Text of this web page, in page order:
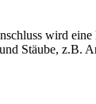
wird eine
Stäube, z.B.